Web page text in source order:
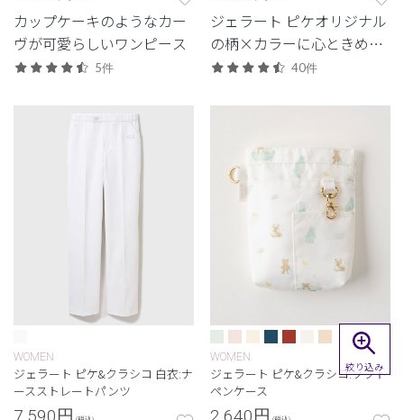
カップケーキのようなカー
ヴが可愛らしいワンピース
5件
ジェラート ピケオリジナル
の柄×カラーに心ときめ
く。2Wayの着こなしとさり
レディーススクラブ。
40件
WOMEN
ジェラート ピケ&クラシコ 白衣:ナ
ースストレートパンツ
7,590円
WOMEN
ジェラート ピケ&クラシコ:ソフト
ペンケース
2,640円
絞り込み